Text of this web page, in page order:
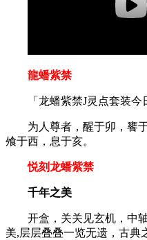
龍蟠紫禁
「龙蟠紫禁J灵点套装
为人尊者，醒于卯，饔
飧于西，息于亥。
悦刻龙蟠紫禁
千年之美
开盒，关关见玄机，中
美,层层叠叠一览无遗，古典